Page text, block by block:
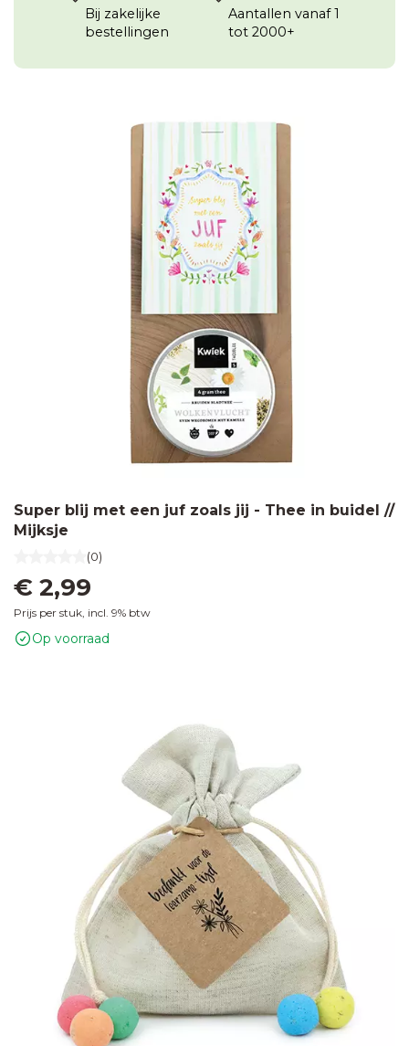
Bij zakelijke
bestellingen
Aantallen vanaf 1
tot 2000+
Super blij met een juf zoals jij - Thee in buidel //
Mijksje
(0)
€ 2,99
Prijs per stuk, incl. 9% btw
Op voorraad